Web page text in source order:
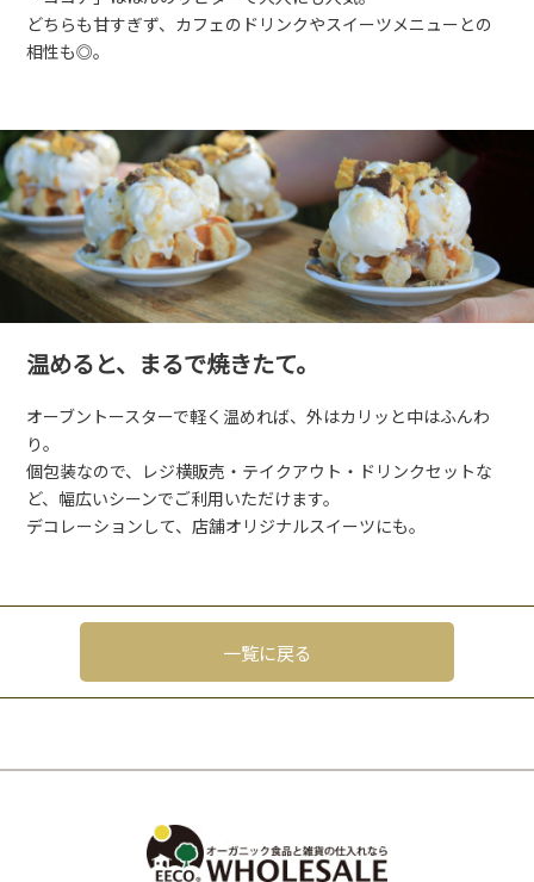
どちらも甘すぎず、カフェのドリンクやスイーツメニューとの
相性も◎。
温めると、まるで焼きたて。
オーブントースターで軽く温めれば、外はカリッと中はふんわ
り。
個包装なので、レジ横販売・テイクアウト・ドリンクセットな
ど、幅広いシーンでご利用いただけます。
デコレーションして、店舗オリジナルスイーツにも。
一覧に戻る